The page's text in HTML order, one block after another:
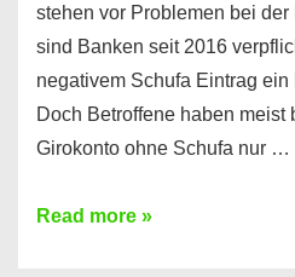
stehen vor Problemen bei
sind Banken seit 2016
negativem Schufa Eintrag
Doch Betroffene haben meist
Girokonto ohne Schufa nur …
Günstiges
Read more »